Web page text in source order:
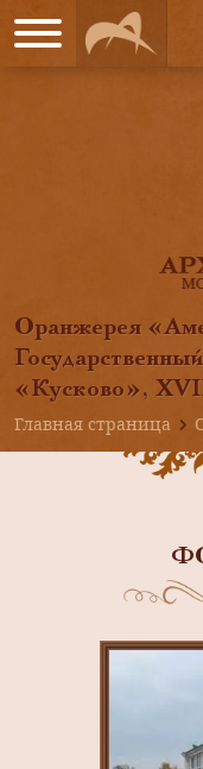
Оранжерея
«Кусково»,
Главная страница